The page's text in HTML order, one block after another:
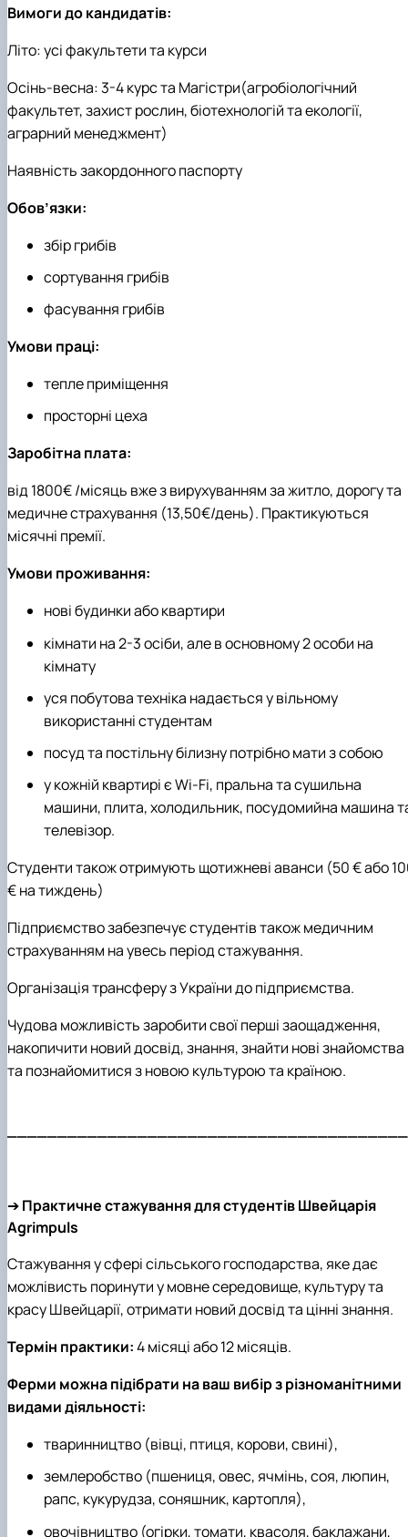
Вимоги до кандидатів:
Літо: усі факультети та курси
Осінь-весна: 3-4 курс та Магістри(агробіологічний
факультет, захист рослин, біотехнологій та екології,
аграрний менеджмент)
Наявність закордонного паспорту
Обов’язки:
збір грибів
сортування грибів
фасування грибів
Умови праці:
тепле приміщення
просторні цеха
Заробітна плата:
від 1800€ /місяць вже з вирухуванням за житло, дорогу та
медичне страхування (13,50€/день). Практикуються
місячні премії.
Умови проживання:
нові будинки або квартири
кімнати на 2-3 осіби, але в основному 2 особи на
кімнату
уся побутова техніка надається у вільному
використанні студентам
посуд та постільну білизну потрібно мати з собою
у кожній квартирі є Wi-Fi, пральна та сушильна
машини, плита, холодильник, посудомийна машина
телевізор.
Студенти також отримують щотижневі аванси (50 € або
€ на тиждень)
Підприємство забезпечує студентів також медичним
страхуванням на увесь період стажування.
Організація трансферу з України до підприємства.
Чудова можливість заробити свої перші заощадження,
накопичити новий досвід, знання, знайти нові знайомства
та познайомитися з новою культурою та країною.
➔Практичне стажування для студентів Швейцарія
Agrimpuls
Стажування у сфері сільського господарства,яке дає
можлівисть поринути у мовне середовище, культуру та
красу Швейцарії, отримати новий досвід та цінні знання.
Термін практики:4 місяці або 12 місяців.
Ферми можна підібрати на ваш вибір з різноманітними
видами діяльності:
тваринництво (вівці, птиця, корови, свині),
землеробство (пшениця, овес, ячмінь, соя, люпин,
рапс, кукурудза, соняшник, картопля),
овочівництво (огірки, томати, квасоля, баклажани,